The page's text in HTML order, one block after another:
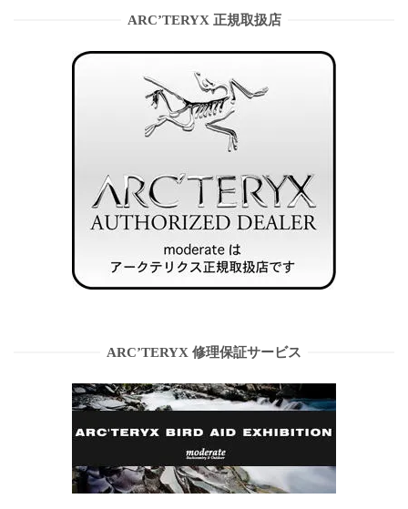
ARC’TERYX 正規取扱店
ARC’TERYX 修理保証サービス